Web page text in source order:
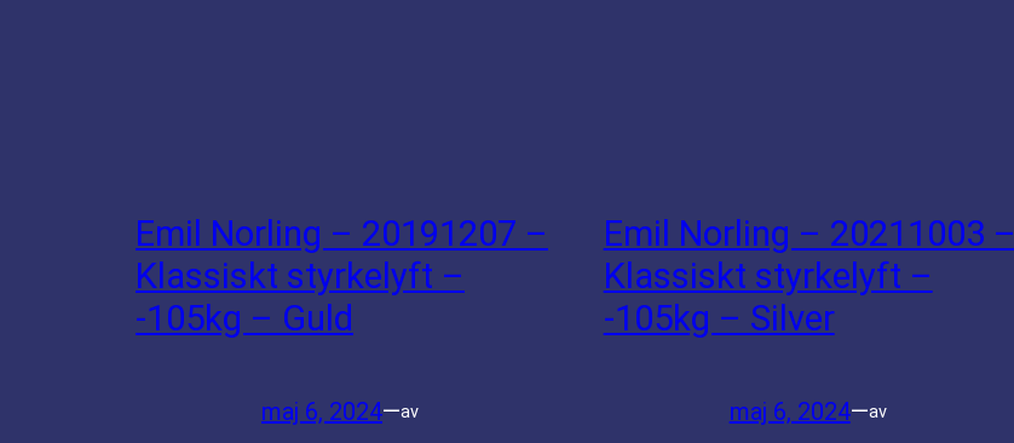
Emil Norling – 20191207 –
Klassiskt styrkelyft –
-105kg – Guld
maj 6, 2024—av
Emil Norling – 20211003 –
Klassiskt styrkelyft –
-105kg – Silver
maj 6, 2024—av